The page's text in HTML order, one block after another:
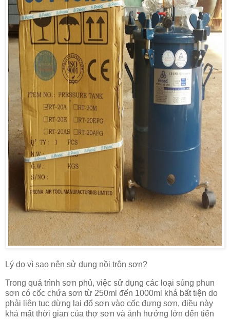
Lý do vì sao nên sử dụng nồi trộn sơn?
Trong quá trình sơn phủ, việc sử dụng các loại súng phun
sơn có cốc chứa sơn từ 250ml đến 1000ml khá bất tiện do
phải liên tục dừng lại đổ sơn vào cốc đựng sơn, điều này
khá mất thời gian của thợ sơn và ảnh hưởng lớn đến tiến